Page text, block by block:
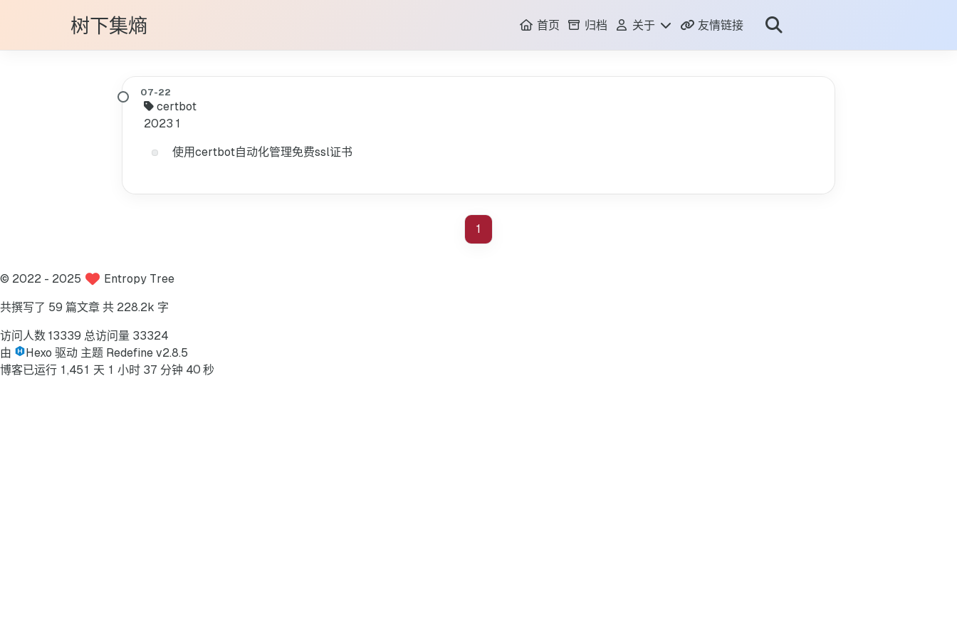
树下集熵 首页 归档
关于
友情链接
certbot
2023 1
使用certbot自动化管理免费ssl证书
1
© 2022 - 2025 Entropy Tree
共撰写了 59 篇文章 共 228.2k 字
访问人数 13339 总访问量 33324
由
Hexo 驱动 主题 Redefine v2.8.5
博客已运行 1 ,451 天 1 小时 37 分钟 40
1 秒